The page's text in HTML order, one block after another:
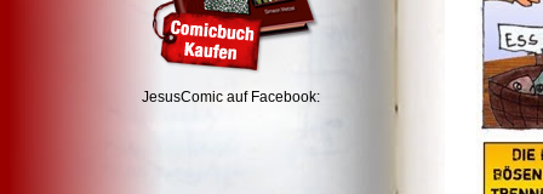
JesusComic auf Facebook: